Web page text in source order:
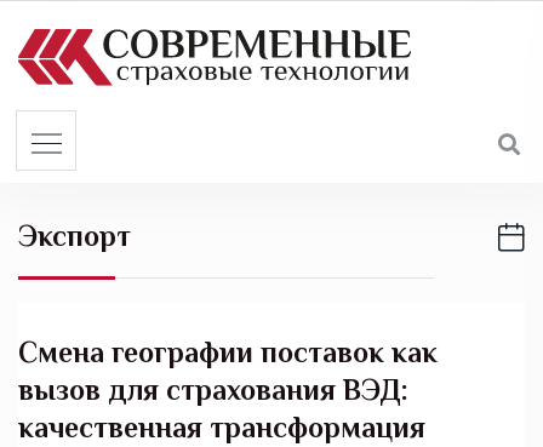
Экспорт
Смена географии поставок как
вызов для страхования ВЭД:
качественная трансформация